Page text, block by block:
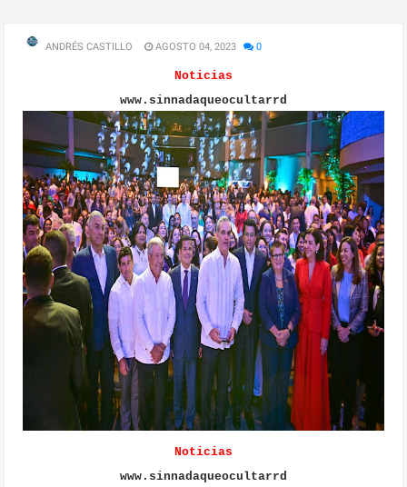
ANDRÉS CASTILLO AGOSTO 04, 2023 0
Noticias
www.sinnadaqueocultarrd
Noticias
www.sinnadaqueocultarrd